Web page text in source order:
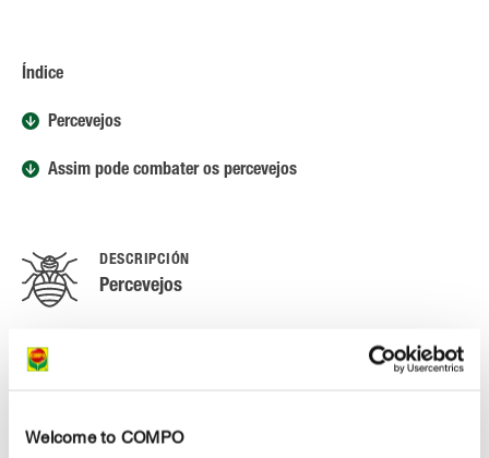
Welcome to COMPO
Índice
Percevejos
Assim pode combater os percevejos
DESCRIPCIÓN
Percevejos
rhododendri e Stephanitis oberti - especializadas em